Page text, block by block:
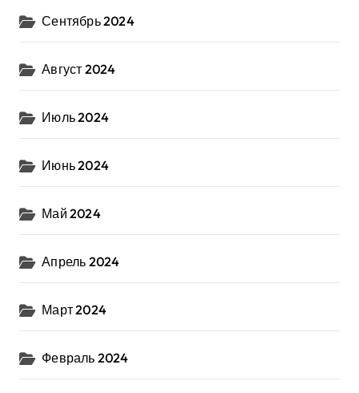
Сентябрь 2024
Август 2024
Июль 2024
Июнь 2024
Май 2024
Апрель 2024
Март 2024
Февраль 2024